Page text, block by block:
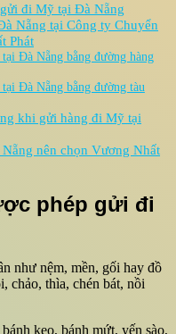
đi Mỹ tại Đà Nẵng
Nẵng tại Công ty Chuyển
Phát
Đà Nẵng bằng đường hàng
Đà Nẵng bằng đường tàu
khi gửi hàng đi Mỹ tại
nên chọn Vương Nhất
phép gửi đi
như nệm, mền, gối hay đồ
chảo, thìa, chén bát, nồi
kẹo, bánh mứt, yến sào,